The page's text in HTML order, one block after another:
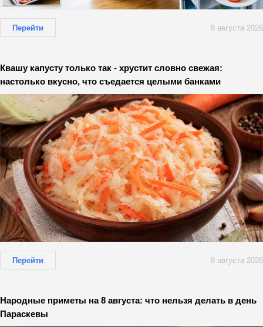
Перейти 8 августа 2026
Квашу капусту только так - хрустит словно свежая:
настолько вкусно, что съедается целыми банками
Перейти 8 августа 2026
Народные приметы на 8 августа: что нельзя делать в день
Параскевы